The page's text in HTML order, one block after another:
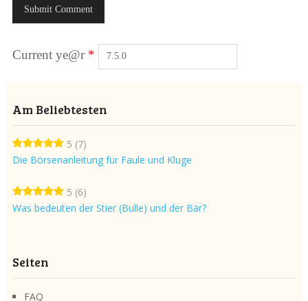
Current ye@r *
Am Beliebtesten
5 (7)
Die Börsenanleitung für Faule und Kluge
5 (6)
Was bedeuten der Stier (Bulle) und der Bär?
Seiten
FAQ